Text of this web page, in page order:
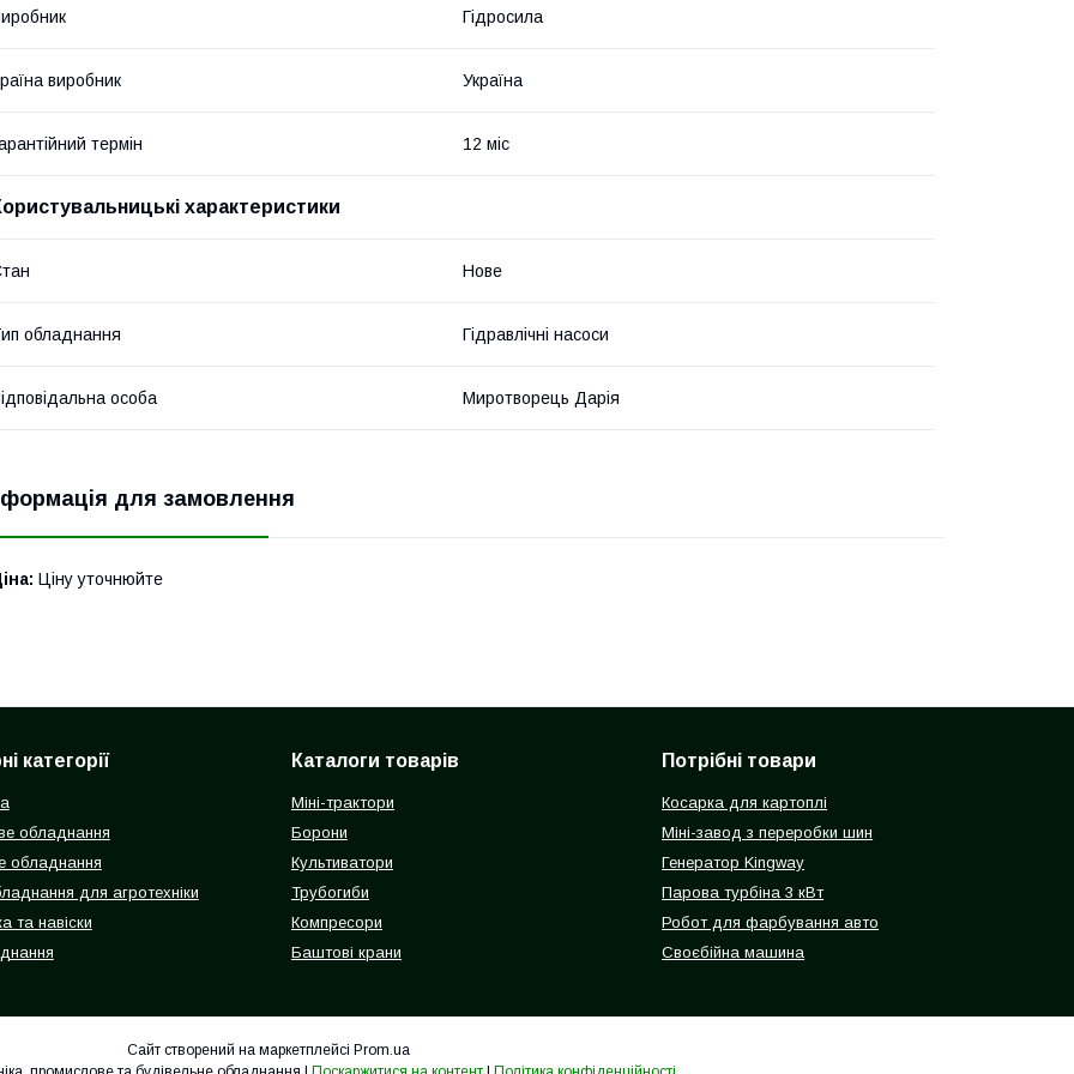
Гідросила
виробник Україна
термін 12 міс
характеристики
Нове
обладнання Гідравлічні насоси
особа Миротворець Дарія
для замовлення
Ціну уточнюйте
категорії
обладнання
обладнання
для агротехніки
та навіски
Каталоги товарів
Міні-трактори
Борони
Культиватори
Трубогиби
Компресори
Баштові крани
Потрібні товари
Косарка для картоплі
Міні-завод з переробки шин
Генератор Kingway
Парова турбіна 3 кВт
Робот для фарбування авто
Своєбійна машина
Сайт створений на маркетплейсі Prom.ua